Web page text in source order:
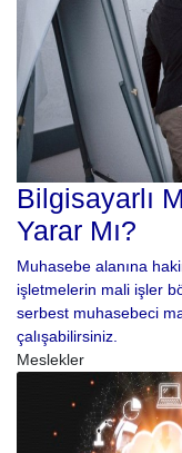
Bilgisayarlı
Yarar Mı?
Muhasebe alanına
işletmelerin mali işler
serbest muhasebeci
çalışabilirsiniz.
Meslekler